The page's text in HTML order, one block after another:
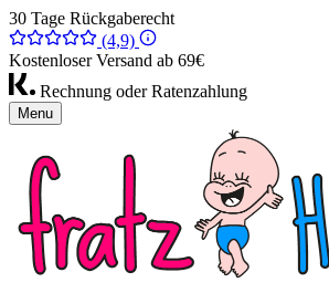
30 Tage Rückgaberecht
(4,9)
Kostenloser Versand ab 69€
Rechnung oder Ratenzahlung
Menu